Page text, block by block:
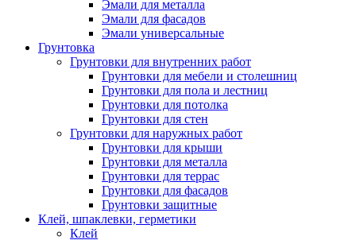
Эмали для металла
Эмали для фасадов
Эмали универсальные
Грунтовка
Грунтовки для внутренних работ
Грунтовки для мебели и столешниц
Грунтовки для пола и лестниц
Грунтовки для потолка
Грунтовки для стен
Грунтовки для наружных работ
Грунтовки для крыши
Грунтовки для металла
Грунтовки для террас
Грунтовки для фасадов
Грунтовки защитные
Клей, шпаклевки, герметики
Клей